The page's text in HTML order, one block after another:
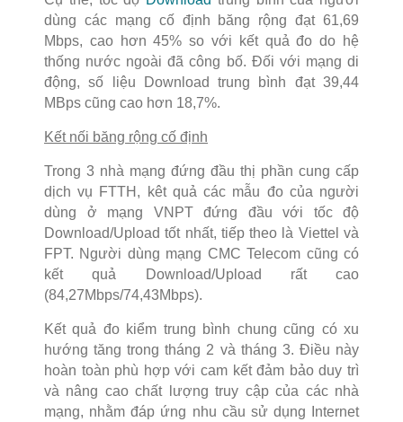
dùng các mạng cố định băng rộng đạt 61,69
Mbps, cao hơn 45% so với kết quả đo do hệ
thống nước ngoài đã công bố. Đối với mạng di
động, số liệu Download trung bình đạt 39,44
MBps cũng cao hơn 18,7%.
Kết nối băng rộng cố định
Trong 3 nhà mạng đứng đầu thị phần cung cấp
dịch vụ FTTH, kêt quả các mẫu đo của người
dùng ở mạng VNPT đứng đầu với tốc độ
Download/Upload tốt nhất, tiếp theo là Viettel và
FPT. Người dùng mạng CMC Telecom cũng có
kết quả Download/Upload rất cao
(84,27Mbps/74,43Mbps).
Kết quả đo kiểm trung bình chung cũng có xu
hướng tăng trong tháng 2 và tháng 3. Điều này
hoàn toàn phù hợp với cam kết đảm bảo duy trì
và nâng cao chất lượng truy cập của các nhà
mạng, nhằm đáp ứng nhu cầu sử dụng Internet